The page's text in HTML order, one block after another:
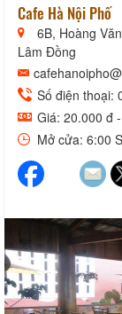
Cafe Hà Nội Phố
6B, Hoàng
Lâm Đồng
Số điện thoại:
Giá: 20.000 đ
Mở cửa: 6:00